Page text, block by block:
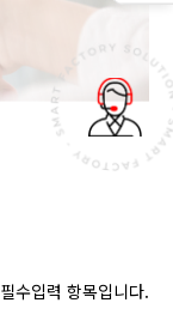
필수입력 항목입니다.